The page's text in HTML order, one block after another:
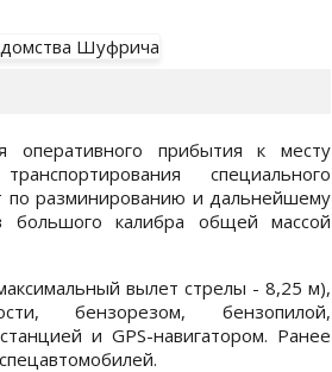
оперативного прибытия к месту
специального
по разминированию и дальнейшему
большого калибра общей массой
вылет стрелы - 8,25 м),
бензорезом, бензопилой,
и GPS-навигатором. Ранее